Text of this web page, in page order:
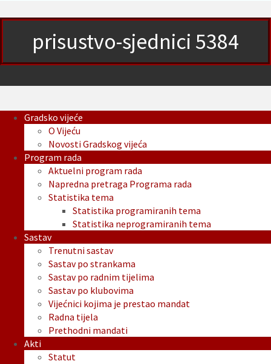
prisustvo-sjednici 5384
Gradsko vijeće
O Vijeću
Novosti Gradskog vijeća
Program rada
Aktuelni program rada
Napredna pretraga Programa rada
Statistika tema
Statistika programiranih tema
Statistika neprogramiranih tema
Sastav
Trenutni sastav
Sastav po strankama
Sastav po radnim tijelima
Sastav po klubovima
Vijećnici kojima je prestao mandat
Radna tijela
Prethodni mandati
Akti
Statut